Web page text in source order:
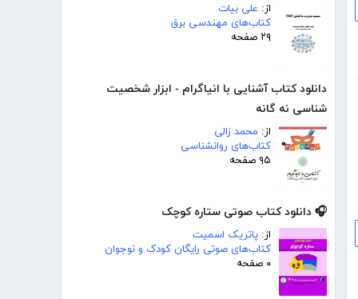
از: علی بیات
کتاب‌های مهندسی برق
۲۹ صفحه
دانلود کتاب آشنایی با انیاگرام - ابزار شخصیت
شناسی نه گانه
از: محمد زالی
کتاب‌های روانشناسی
۹۵ صفحه
🎧 دانلود کتاب صوتی ستاره کوچک
از: پاتریک اسمیت
کتاب‌های صوتی رایگان کودک و نوجوان
۰ صفحه